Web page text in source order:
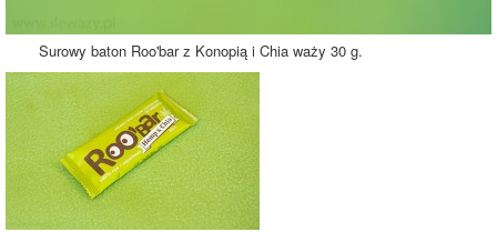
Surowy baton Roo'bar z Konopią i Chia waży 30 g.